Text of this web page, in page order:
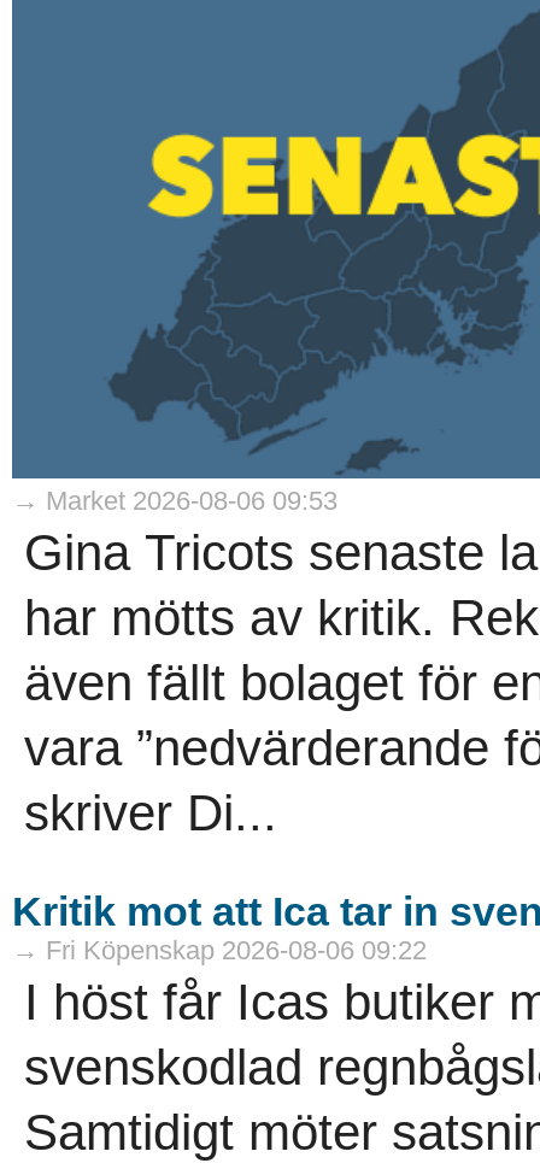
→ Market 2026-08-06 09:53
Gina Tricots senaste
har mötts av kritik.
även fällt bolaget för
vara ”nedvärderande
skriver Di...
Kritik mot att Ica tar in
→ Fri Köpenskap 2026-08-06 09:22
I höst får Icas butiker
svenskodlad
Samtidigt möter